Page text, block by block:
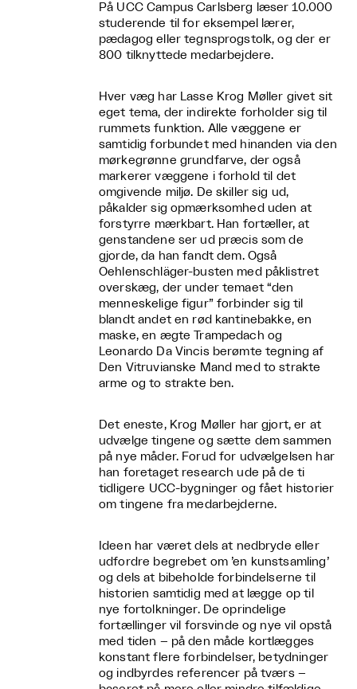
På UCC Campus Carlsberg læser 10.000
studerende til for eksempel lærer,
pædagog eller tegnsprogstolk, og der er
800 tilknyttede medarbejdere.
Hver væg har Lasse Krog Møller givet sit
eget tema, der indirekte forholder sig til
rummets funktion. Alle væggene er
samtidig forbundet med hinanden via den
mørkegrønne grundfarve, der også
markerer væggene i forhold til det
omgivende miljø. De skiller sig ud,
påkalder sig opmærksomhed uden at
forstyrre mærkbart. Han fortæller, at
genstandene ser ud præcis som de
gjorde, da han fandt dem. Også
Oehlenschläger-busten med påklistret
overskæg, der under temaet “den
menneskelige figur” forbinder sig til
blandt andet en rød kantinebakke, en
maske, en ægte Trampedach og
Leonardo Da Vincis berømte tegning af
Den Vitruvianske Mand med to strakte
arme og to strakte ben.
Det eneste, Krog Møller har gjort, er at
udvælge tingene og sætte dem sammen
på nye måder. Forud for udvælgelsen har
han foretaget research ude på de ti
tidligere UCC-bygninger og fået historier
om tingene fra medarbejderne.
Ideen har været dels at nedbryde eller
udfordre begrebet om ’en kunstsamling’
og dels at bibeholde forbindelserne til
historien samtidig med at lægge op til
nye fortolkninger. De oprindelige
fortællinger vil forsvinde og nye vil opstå
med tiden – på den måde kortlægges
konstant flere forbindelser, betydninger
og indbyrdes referencer på tværs –